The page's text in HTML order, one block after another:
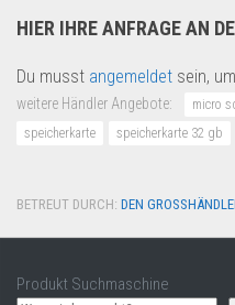
HIER IHRE ANFRAGE AN
Du musst angemeldet sein,
weitere Händler Angebote: micro
speicherkarte
speicherkarte 32 gb
BETREUT DURCH: DEN GROSSHÄNDLER
Produkt Suchmaschine